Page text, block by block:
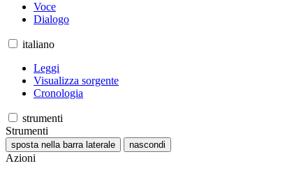
Voce
Dialogo
italiano
Leggi
Visualizza sorgente
Cronologia
strumenti
Strumenti
sposta nella barra laterale nascondi
Azioni